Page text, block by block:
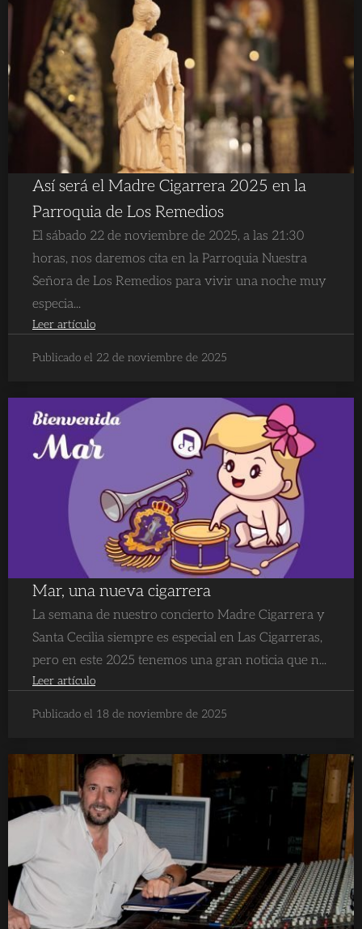
Así será el Madre Cigarrera 2025 en la
Parroquia de Los Remedios
El sábado 22 de noviembre de 2025, a las 21:30
horas, nos daremos cita en la Parroquia Nuestra
Señora de Los Remedios para vivir una noche muy
especia...
Leer artículo
Publicado el 22 de noviembre de 2025
Mar, una nueva cigarrera
La semana de nuestro concierto Madre Cigarrera y
Santa Cecilia siempre es especial en Las Cigarreras,
pero en este 2025 tenemos una gran noticia que n...
Leer artículo
Publicado el 18 de noviembre de 2025